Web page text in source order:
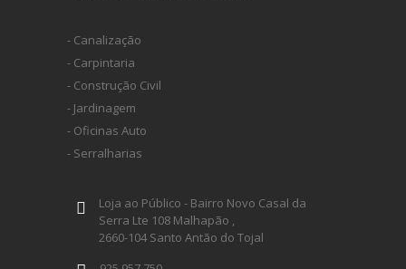
- Canalização
- Carpintaria
- Construção Civil
- Jardinagem
- Oficinas Auto
- Serralharias
Loja ao Público - Bairro Novo Casal da
Serra Lte 108 Malhapão ,
2660-104 Santo Antão do Tojal